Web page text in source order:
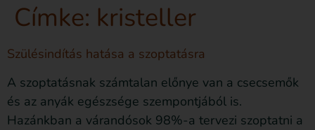
Címke: kristeller
Szülésindítás hatása a szoptatásra
A szoptatásnak számtalan előnye van a csecsemők
és az anyák egészsége szempontjából is.
Hazánkban a várandósok 98%-a tervezi szoptatni a